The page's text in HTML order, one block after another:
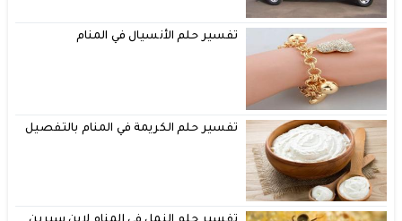
تفسير حلم الأنسيال في المنام
تفسير حلم الكريمة في المنام بالتفصيل